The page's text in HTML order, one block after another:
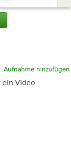
Aufnahme hinzufügen
ein Video